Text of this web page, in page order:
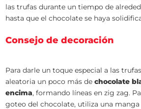
las trufas durante un tiempo de
hasta que el chocolate se haya
Consejo de decoración
Para darle un toque especial a las
aleatoria un poco más dechocolate
encima, formando líneas en zig zag.
goteo del chocolate, utiliza una manga